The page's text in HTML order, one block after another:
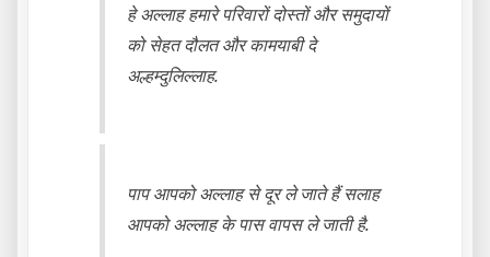
हे अल्लाह हमारे परिवारों दोस्तों और समुदायों
को सेहत दौलत और कामयाबी दे
अल्हम्दुलिल्लाह.
पाप आपको अल्लाह से दूर ले जाते हैं सलाह
आपको अल्लाह के पास वापस ले जाती है.